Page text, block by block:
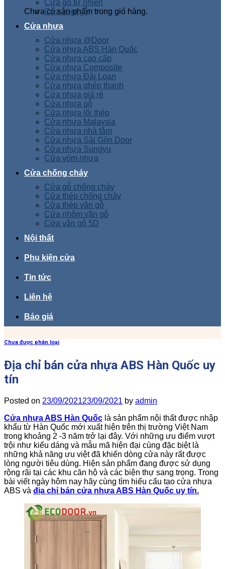
Chưa có sản phẩm trong giỏ hàng.
Cửa gỗ tự nhiên
Cửa vòm gỗ
Cửa nhựa
Cửa nhựa @Door
Cửa nhựa ABS Hàn Quốc
Cửa nhựa cao cấp
Cửa nhựa Composite
Cửa nhựa Đài Loan
Cửa nhựa ghép thanh
Cửa nhựa giá rẻ
Cửa nhựa gỗ
Cửa nhựa lõi thép
Cửa nhựa Malaysia
Cửa nhựa nhà tắm
Cửa nhựa Sài Gòn Door
Cửa nhựa Sungyu
Cửa vòm nhựa
Cửa chống cháy
Cửa gỗ chống cháy
Cửa thép chống cháy
Cửa thép vân gỗ
Cửa nhôm vân gỗ
Cửa vân gỗ 5D
Nội thất
Phụ kiện cửa
Tin tức
Liên hệ
Báo giá
Chưa được phân loại
Địa chỉ bán cửa nhựa ABS Hàn Quốc uy
tín
Posted on 23/09/202123/09/2021 by admin
Cửa nhựa ABS Hàn Quốc là sản phẩm nội thất được nhập
khẩu từ Hàn Quốc mới xuất hiện trên thị trường Việt Nam
trong khoảng 2 -3 năm trở lại đây. Với những ưu điểm vượt
trội như kiểu dáng và mẫu mã hiện đại cùng đặc biệt là
những khả năng ưu việt đã khiến dòng cửa này rất được
lòng người tiêu dùng. Hiện sản phẩm đang được sử dụng
rộng rãi tại các khu căn hộ và các biện thự sang trọng. Trong
bài viết ngày hôm nay hãy cùng tìm hiểu cấu tạo cửa nhựa
ABS và địa chỉ bán cửa nhựa ABS Hàn Quốc uy tín.